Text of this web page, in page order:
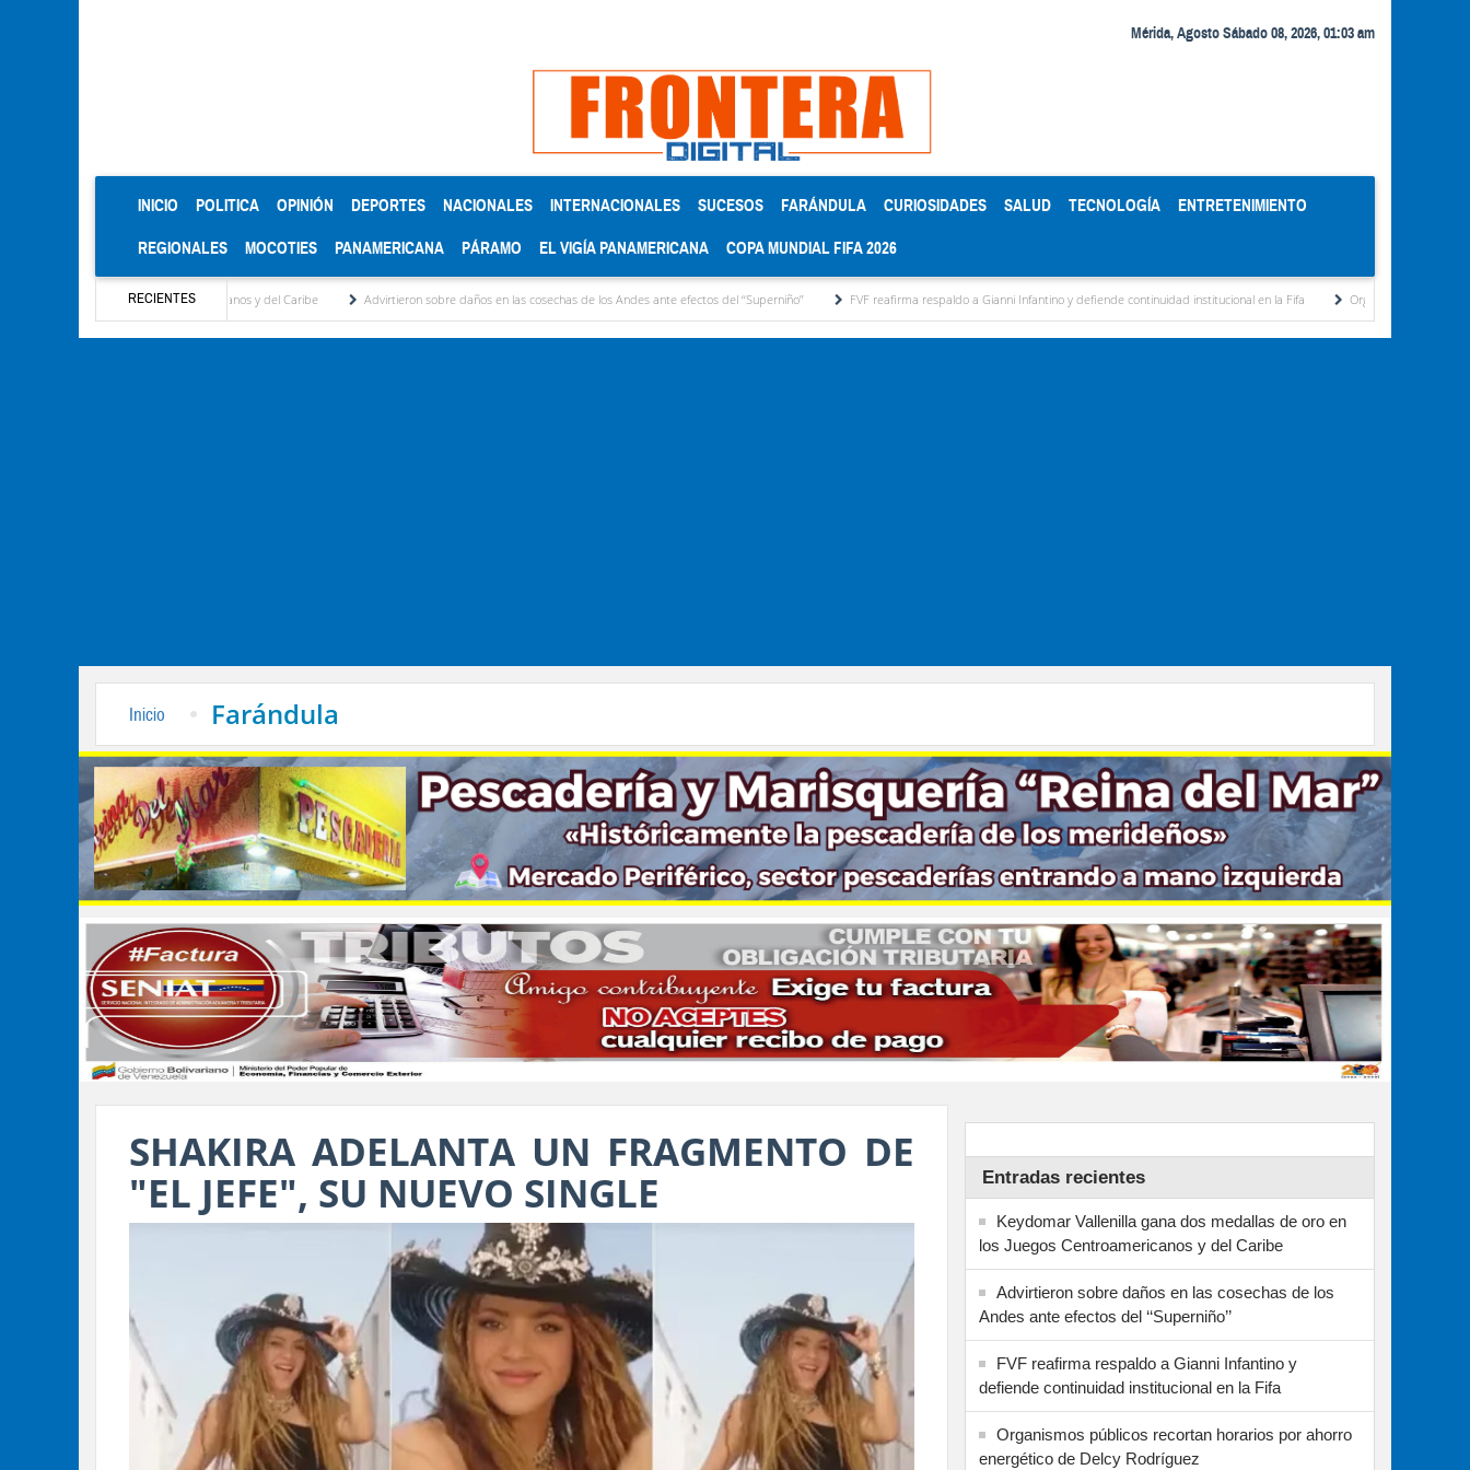
Mérida, Agosto Sábado 08, 2026, 01:03 am
INICIO (CURRENT)
POLITICA OPINIÓN DEPORTES NACIONALES INTERNACIONALES SUCESOS FARÁNDULA CURIOSIDADES SALUD TECNOLOGÍA ENTRETENIMIENTO
REGIONALES MOCOTIES PANAMERICANA PÁRAMO EL VIGÍA PANAMERICANA COPA MUNDIAL FIFA 2026
RECIENTES
los Juegos Centroamericanos y del Caribe Advirtieron sobre daños en las cosechas de los Andes ante efectos del ‘‘Superniño’’ FVF reafirma respaldo a Gianni Infantino y defiende continuidad institucional en la Fifa Organismos públicos recortan
Inicio Farándula
SHAKIRA ADELANTA UN FRAGMENTO DE
"EL JEFE", SU NUEVO SINGLE
Entradas recientes
Keydomar Vallenilla gana dos medallas de oro en
los Juegos Centroamericanos y del Caribe
Advirtieron sobre daños en las cosechas de los
Andes ante efectos del ‘‘Superniño’’
FVF reafirma respaldo a Gianni Infantino y
defiende continuidad institucional en la Fifa
Organismos públicos recortan horarios por ahorro
energético de Delcy Rodríguez